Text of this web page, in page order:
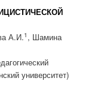
А.И.1 , Шамина
университет)